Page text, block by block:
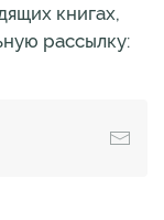
книгах,
рассылку: